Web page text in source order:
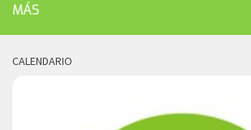
MÁS
CALENDARIO